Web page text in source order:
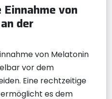
von
der
von Melatonin
vor dem
Eine rechtzeitige
es dem